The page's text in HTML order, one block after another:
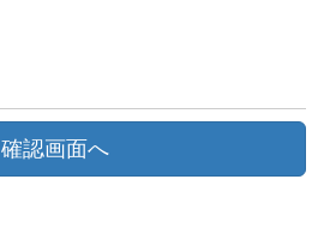
確認画面へ